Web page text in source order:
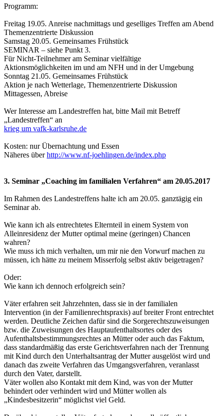
Programm:
Freitag 19.05. Anreise nachmittags und geselliges Treffen am Abend
Themenzentrierte Diskussion
Samstag 20.05. Gemeinsames Frühstück
SEMINAR – siehe Punkt 3.
Für Nicht-Teilnehmer am Seminar vielfältige
Aktionsmöglichkeiten im und am NFH und in der Umgebung
Sonntag 21.05. Gemeinsames Frühstück
Aktion je nach Wetterlage, Themenzentrierte Diskussion
Mittagessen, Abreise
Wer Interesse am Landestreffen hat, bitte Mail mit Betreff
„Landestreffen“ an
krieg um vafk-karlsruhe.de
Kosten: nur Übernachtung und Essen
Näheres überhttp://www.nf-joehlingen.de/index.php
3. Seminar „Coaching im familialen Verfahren“ am 20.05.2017
Im Rahmen des Landestreffens halte ich am 20.05. ganztägig ein
Seminar ab.
Wie kann ich als entrechtetes Elternteil in einem System von
Alleinresidenz der Mutter optimal meine (geringen) Chancen
wahren?
Wie muss ich mich verhalten, um mir nie den Vorwurf machen zu
müssen, ich hätte zu meinem Misserfolg selbst aktiv beigetragen?
Oder:
Wie kann ich dennoch erfolgreich sein?
Väter erfahren seit Jahrzehnten, dass sie in der familialen
Intervention (in der Familienrechtspraxis) auf breiter Front entrechtet
werden. Deutliche Zeichen dafür sind die Sorgerechtszuweisungen
bzw. die Zuweisungen des Hauptaufenthaltsortes oder des
Aufenthaltsbestimmungsrechtes an Mütter oder auch das Faktum,
dass standardmäßig das erste Gerichtsverfahren nach der Trennung
mit Kind durch den Unterhaltsantrag der Mutter ausgelöst wird und
danach das zweite Verfahren das Umgangsverfahren, veranlasst
durch den Vater, darstellt.
Väter wollen also Kontakt mit dem Kind, was von der Mutter
behindert oder verhindert wird und Mütter wollen als
„Kindesbesitzerin“ möglichst viel Geld.